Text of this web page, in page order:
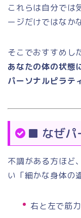
これらは自分では
ージだけではなか
そこでおすすめし
あなたの体の状態
パーソナルピラテ
■ なぜパ
不調がある方ほど
い「細かな身体の
右と左で筋